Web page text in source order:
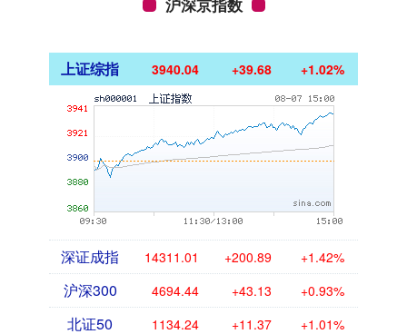
沪深京指数
上证综指 3940.04 +39.68 +1.02%
深证成指 14311.01 +200.89 +1.42%
沪深300 4694.44 +43.13 +0.93%
北证50 1134.24 +11.37 +1.01%